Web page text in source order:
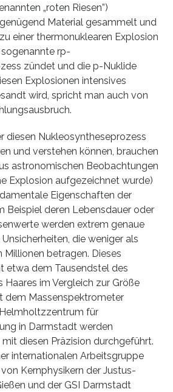
„roten Riesen”)
Material gesammelt und
einer thermonuklearen Explosion
rp-
zündet und die p-Nuklide
Explosionen intensives
wird, spricht man auch von
diesen Nukleosyntheseprozess
und verstehen können, brauchen
astronomischen Beobachtungen
Explosion aufgezeichnet wurde)
Eigenschaften der
Beispiel deren Lebensdauer oder
werden extrem genaue
die weniger als
Millionen betragen. Dieses
etwa dem Tausendstel des
Haares im Vergleich zur Größe
dem Massenspektrometer
für
in Darmstadt werden
diesen Präzision durchgeführt.
internationalen Arbeitsgruppe
Kernphysikern der Justus-
und der GSI Darmstadt